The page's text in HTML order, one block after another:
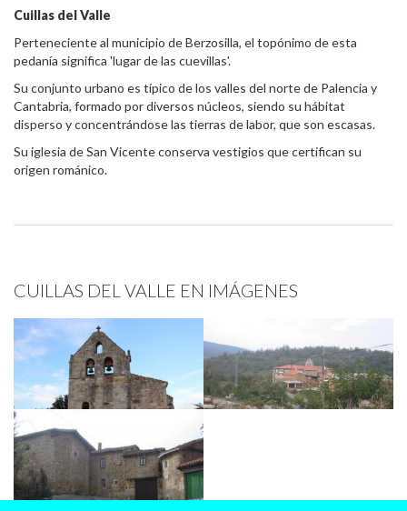
Cuillas del Valle
Perteneciente al municipio de Berzosilla, el topónimo de esta
pedanía significa 'lugar de las cuevillas'.
Su conjunto urbano es típico de los valles del norte de Palencia y
Cantabria, formado por diversos núcleos, siendo su hábitat
disperso y concentrándose las tierras de labor, que son escasas.
Su iglesia de San Vicente conserva vestigios que certifican su
origen románico.
CUILLAS DEL VALLE EN IMÁGENES